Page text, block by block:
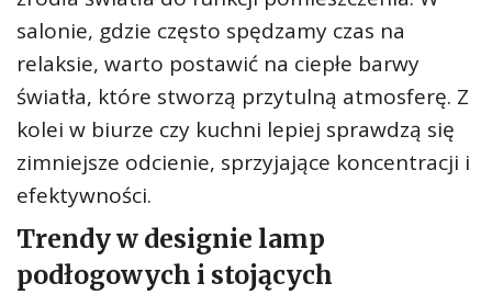
salonie, gdzie często spędzamy czas na
relaksie, warto postawić na ciepłe barwy
światła, które stworzą przytulną atmosferę. Z
kolei w biurze czy kuchni lepiej sprawdzą się
zimniejsze odcienie, sprzyjające koncentracji i
efektywności.
Trendy w designie lamp
podłogowych i stojących